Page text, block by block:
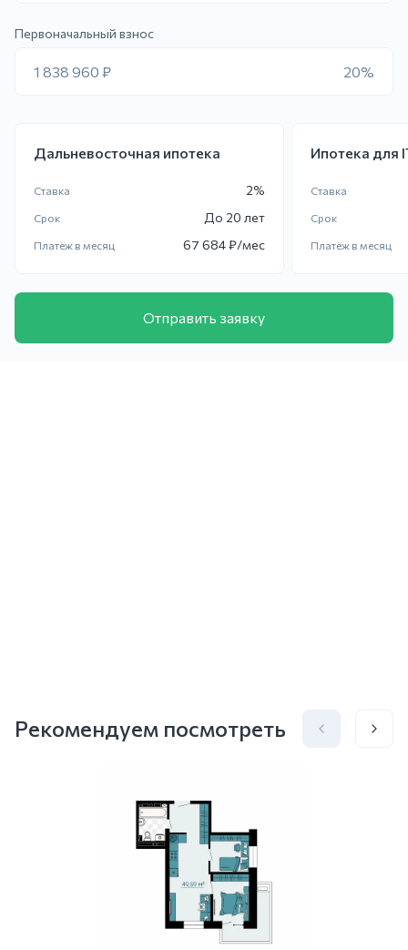
Первоначальный взнос
1 838 960 ₽ 20%
Дальневосточная ипотека
Ставка 2%
Срок До 20 лет
Платёж в месяц 67 684₽/мес
Ипотека для
Ставка
Срок
Платёж в месяц
Отправить заявку
Рекомендуем посмотреть